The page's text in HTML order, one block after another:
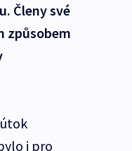
Členy své
způsobem
i pro